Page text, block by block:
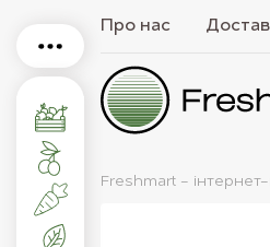
Про нас
Freshmart - інтернет-